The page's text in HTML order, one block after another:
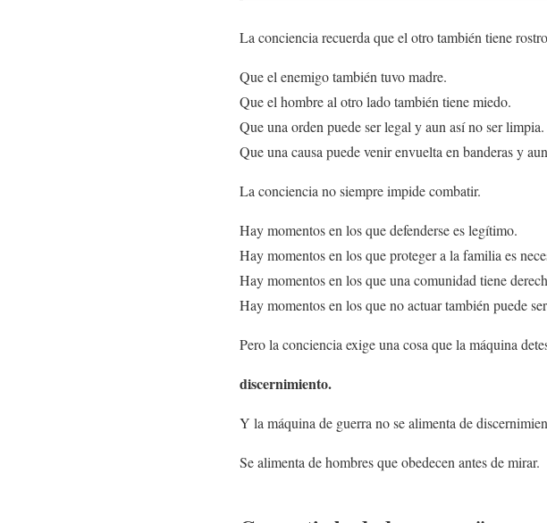
La conciencia recuerda que el otro también tiene
Que el enemigo también tuvo madre.
Que el hombre al otro lado también tiene miedo.
Que una orden puede ser legal y aun así no ser limpia.
Que una causa puede venir envuelta en banderas y
La conciencia no siempre impide combatir.
Hay momentos en los que defenderse es legítimo.
Hay momentos en los que proteger a la familia es
Hay momentos en los que una comunidad tiene
Hay momentos en los que no actuar también puede
Pero la conciencia exige una cosa que la máquina
discernimiento.
Y la máquina de guerra no se alimenta de
Se alimenta de hombres que obedecen antes de mirar.